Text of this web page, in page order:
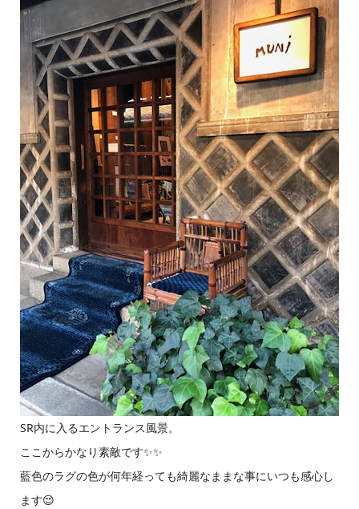
SR内に入るエントランス風景。
ここからかなり素敵です✨✨
藍色のラグの色が何年経っても綺麗なままな事にいつも感心し
ます😌